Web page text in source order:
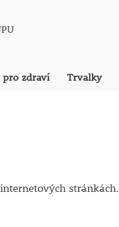
zdraví Trvalky
stránkách.